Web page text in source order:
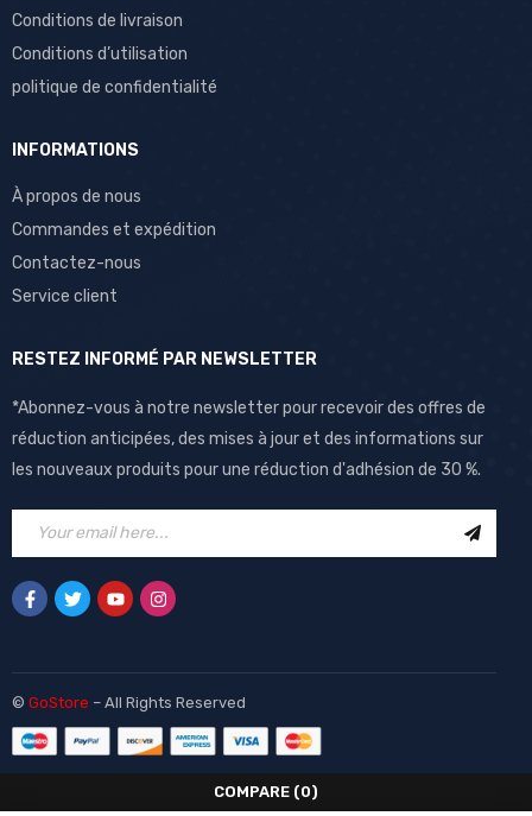
Conditions de livraison
Conditions d’utilisation
politique de confidentialité
INFORMATIONS
À propos de nous
Commandes et expédition
Contactez-nous
Service client
RESTEZ INFORMÉ PAR NEWSLETTER
*Abonnez-vous à notre newsletter pour recevoir des offres de
réduction anticipées, des mises à jour et des informations sur
les nouveaux produits pour une réduction d'adhésion de 30 %.
© GoStore – All Rights Reserved
COMPARE (0)